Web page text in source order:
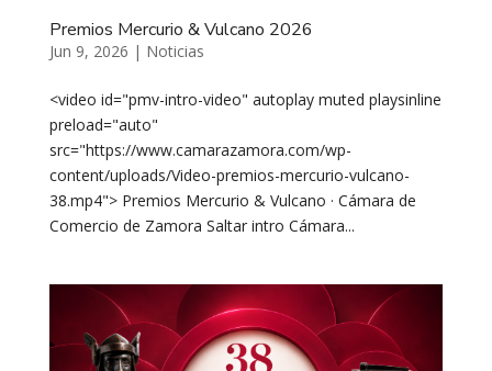
Premios Mercurio & Vulcano 2026
Jun 9, 2026 | Noticias
<video id="pmv-intro-video" autoplay muted playsinline
preload="auto"
src="https://www.camarazamora.com/wp-
content/uploads/Video-premios-mercurio-vulcano-
38.mp4"> Premios Mercurio & Vulcano · Cámara de
Comercio de Zamora Saltar intro Cámara...